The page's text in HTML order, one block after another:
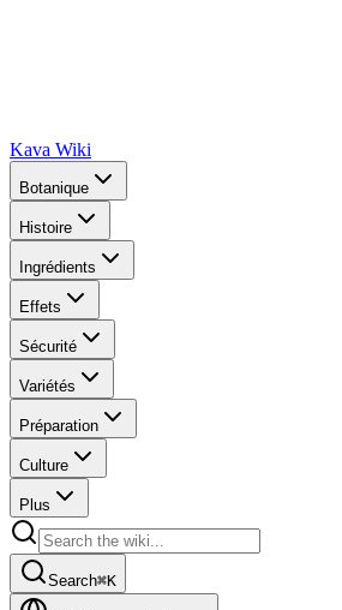
Kava Wiki
Botanique
Histoire
Ingrédients
Effets
Sécurité
Variétés
Préparation
Culture
Plus
Search⌘K